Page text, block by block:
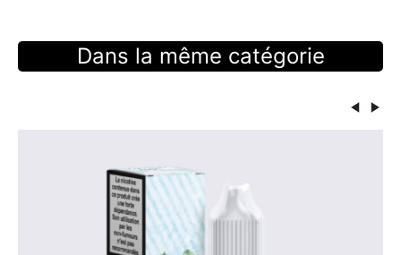
Dans la même catégorie